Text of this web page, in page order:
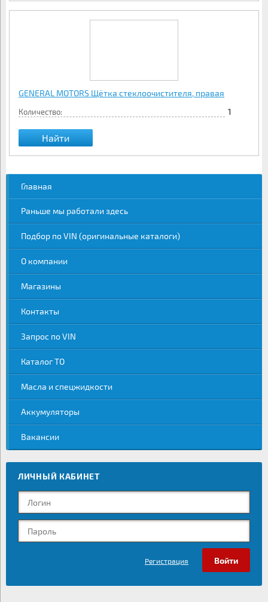
GENERAL MOTORS Щётка стеклоочистителя, правая
Количество: 1
Найти
Главная
Раньше мы работали здесь
Подбор по VIN (оригинальные каталоги)
О компании
Магазины
Контакты
Запрос по VIN
Каталог ТО
Масла и спецжидкости
Аккумуляторы
Вакансии
ЛИЧНЫЙ КАБИНЕТ
Регистрация